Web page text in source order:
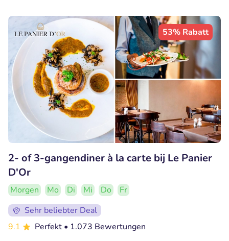
53% Rabatt
2- of 3-gangendiner à la carte bij Le Panier
D'Or
Morgen Mo Di Mi Do
Fr
Sehr beliebter Deal
9.1
Perfekt • 1.073 Bewertungen